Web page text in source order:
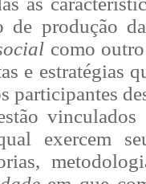
de produção
como
e estratégias
participantes
exercem